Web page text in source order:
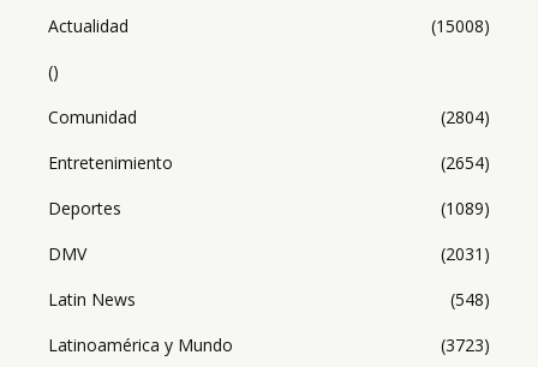
Actualidad
(15008)
()
Comunidad
(2804)
Entretenimiento
(2654)
Deportes
(1089)
DMV
(2031)
Latin News
(548)
Latinoamérica y Mundo
(3723)